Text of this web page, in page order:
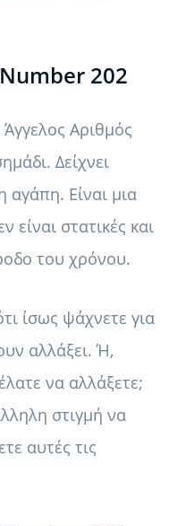
202
Αριθμός
Δείχνει
αγάπη. Είναι μια
είναι στατικές και
του χρόνου.
ίσως ψάχνετε για
αλλάξει. Ή,
να αλλάξετε;
στιγμή να
αυτές τις